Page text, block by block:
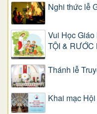
Nghi thức lễ
Vui Học
TỘI & RƯỚC
Thánh lễ
Khai mạc